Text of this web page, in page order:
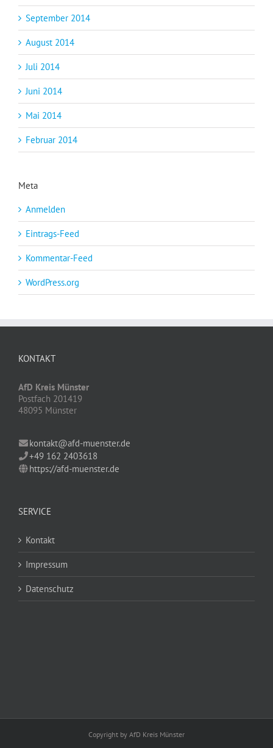
September 2014
August 2014
Juli 2014
Juni 2014
Mai 2014
Februar 2014
Meta
Anmelden
Eintrags-Feed
Kommentar-Feed
WordPress.org
KONTAKT
AfD Kreis Münster
Postfach 201419
48095 Münster
kontakt@afd-muenster.de
+49 162 2403618
https://afd-muenster.de
SERVICE
Kontakt
Impressum
Datenschutz
Copyright by AfD Kreis Münster